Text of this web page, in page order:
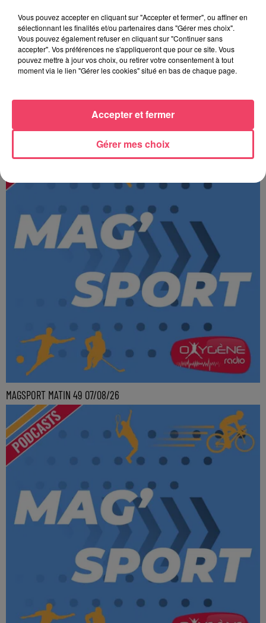
JOURNAL ANJOU MIDI 07/08/26
MAGSPORT MATIN 49 07/08/26
Vous pouvez accepter en cliquant sur "Accepter et fermer", ou affiner en
sélectionnant les finalités et/ou partenaires dans "Gérer mes choix".
Vous pouvez également refuser en cliquant sur "Continuer sans
accepter". Vos préférences ne s'appliqueront que pour ce site. Vous
pouvez mettre à jour vos choix, ou retirer votre consentement à tout
moment via le lien "Gérer les cookies" situé en bas de chaque page.
Gérer mes choix
Accepter et fermer